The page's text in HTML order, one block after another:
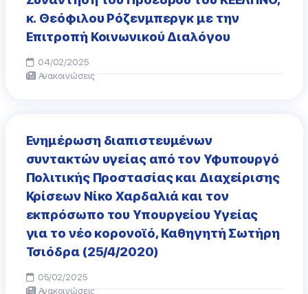
κ. Θεόφιλου Ρόζενμπεργκ με την
Επιτροπή Κοινωνικού Διαλόγου
04/02/2025
Ανακοινώσεις
Eνημέρωση διαπιστευμένων
συντακτών υγείας από τον Υφυπουργό
Πολιτικής Προστασίας και Διαχείρισης
Κρίσεων Νίκο Χαρδαλιά και τον
εκπρόσωπο του Υπουργείου Υγείας
για το νέο κορονοϊό, Καθηγητή Σωτήρη
Τσιόδρα (25/4/2020)
05/02/2025
Ανακοινώσεις